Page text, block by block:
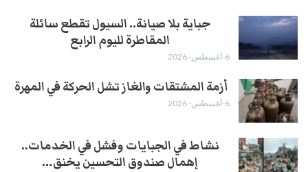
جباية بلا صيانة.. السيول تقطع سائلة
المقاطرة لليوم الرابع
6-أغسطس- 2026
أزمة المشتقات والغاز تشل الحركة في المهرة ​
6-أغسطس- 2026
نشاط في الجبايات وفشل في الخدمات..
إهمال صندوق التحسين يخنق…